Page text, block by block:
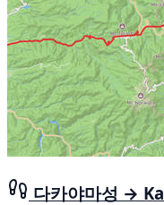
다카야마성 →